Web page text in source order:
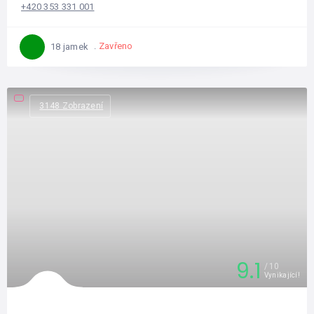
+420 353 331 001
18 jamek Zavřeno
3148 Zobrazení
9.1 10
Vynikající!